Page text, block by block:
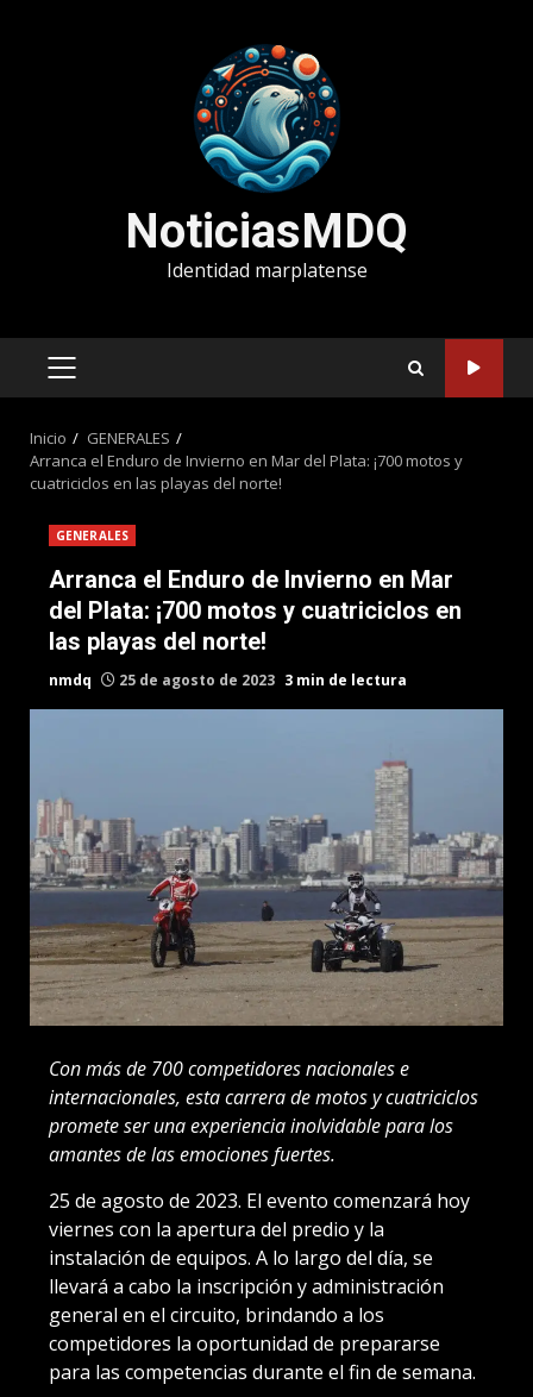
NoticiasMDQ
Identidad marplatense
MENÚ
Inicio
GENERALES
Arranca el Enduro de Invierno en Mar del Plata: ¡700 motos y
cuatriciclos en las playas del norte!
GENERALES
Arranca el Enduro de Invierno en Mar
del Plata: ¡700 motos y cuatriciclos en
las playas del norte!
nmdq 25 de agosto de 2023 3 min de lectura
Con más de 700 competidores nacionales e
internacionales, esta carrera de motos y cuatriciclos
promete ser una experiencia inolvidable para los
amantes de las emociones fuertes.
25 de agosto de 2023. El evento comenzará hoy
viernes con la apertura del predio y la
instalación de equipos. A lo largo del día, se
llevará a cabo la inscripción y administración
general en el circuito, brindando a los
competidores la oportunidad de prepararse
para las competencias durante el fin de semana.